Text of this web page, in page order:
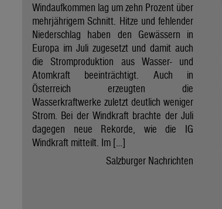
Windaufkommen lag um zehn Prozent über
mehrjährigem Schnitt. Hitze und fehlender
Niederschlag haben den Gewässern in
Europa im Juli zugesetzt und damit auch
die Stromproduktion aus Wasser- und
Atomkraft beeinträchtigt. Auch in
Österreich erzeugten die
Wasserkraftwerke zuletzt deutlich weniger
Strom. Bei der Windkraft brachte der Juli
dagegen neue Rekorde, wie die IG
Windkraft mitteilt. Im […]
Salzburger Nachrichten